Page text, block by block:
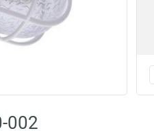
002